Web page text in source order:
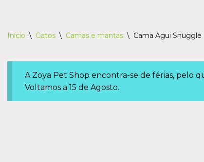
Início \ Gatos \ Camas e mantas \ Cama Agui Snuggle
A Zoya Pet Shop encontra-se de férias, pelo
Voltamos a 15 de Agosto.